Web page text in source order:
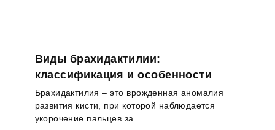
Виды брахидактилии:
классификация и особенности
Брахидактилия – это врожденная аномалия
развития кисти, при которой наблюдается
укорочение пальцев за